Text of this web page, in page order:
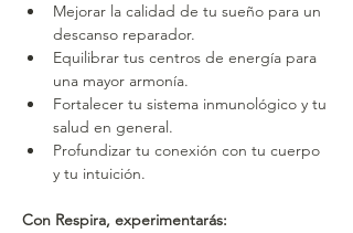
Mejorar la calidad de tu sueño para un
descanso reparador.
Equilibrar tus centros de energía para
una mayor armonía.
Fortalecer tu sistema inmunológico y tu
salud en general.
Profundizar tu conexión con tu cuerpo
y tu intuición.
Con Respira, experimentarás: